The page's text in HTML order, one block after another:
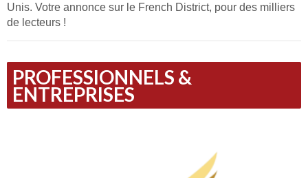
Unis. Votre annonce sur le French District, pour des milliers
de lecteurs !
PROFESSIONNELS &
ENTREPRISES